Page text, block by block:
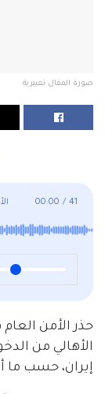
صورة المقال تعبيرية
00:00 / 41
حذر الأمن
الأهالي من
إيران، حسب ما